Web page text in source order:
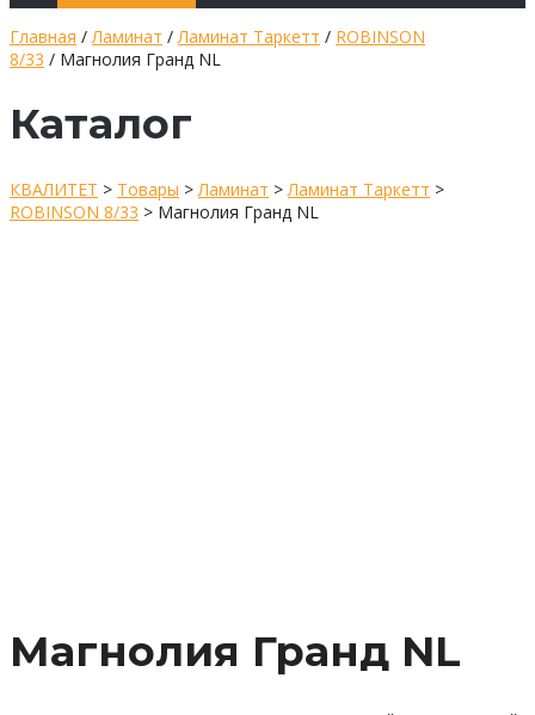
Главная /Ламинат /Ламинат Таркетт / ROBINSON
8/33 / Магнолия Гранд NL
Каталог
КВАЛИТЕТ > Товары >Ламинат >Ламинат Таркетт >
ROBINSON 8/33 > Магнолия Гранд NL
Магнолия Гранд NL